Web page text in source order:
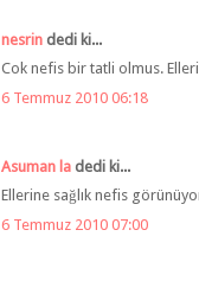
nesrin dedi ki...
Cok nefis bir tatli olmus.
6 Temmuz 2010 06:18
Asuman la dedi ki...
Ellerine sağlık nefis
6 Temmuz 2010 07:00